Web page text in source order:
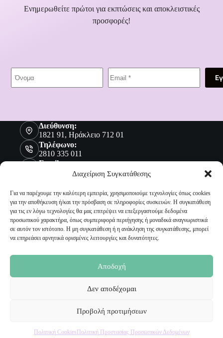
Διαχείριση Συγκατάθεσης
Για να παρέχουμε την καλύτερη εμπειρία, χρησιμοποιούμε τεχνολογίες όπως cookies
για την αποθήκευση ή/και την πρόσβαση σε πληροφορίες συσκευών. Η συγκατάθεση
για τις εν λόγω τεχνολογίες θα μας επιτρέψει να επεξεργαστούμε δεδομένα
προσωπικού χαρακτήρα, όπως συμπεριφορά περιήγησης ή μοναδικά αναγνωριστικά
σε αυτόν τον ιστότοπο. Η μη συγκατάθεση ή η ανάκληση της συγκατάθεσης, μπορεί
να επηρεάσει αρνητικά ορισμένες λειτουργίες και δυνατότητες.
Αποδοχή
Δεν αποδέχομαι
Προβολή προτιμήσεων
Πολιτική Cookies Πολιτική Προστασίας Προσωπικών Δεδομένων
Ενημερωθείτε πρώτοι για εκπτώσεις και αποκλειστικές
προσφορές!
Διεύθυνση:
1821 91, Ηράκλειο 712 01
Τηλέφωνο:
2810 335 011
Email:
sales@malenashop.gr
Πληροφορίες
Όροι Χρήσης
Πολιτική Προστασίας Προσωπικών Δεδομένων
Αποστολή Προϊόντων
Ο Λογαριασμός μου
Τα Αγαπημένα μου